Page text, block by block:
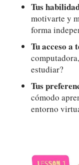
Tus
motivarte y
forma
Tu acceso a
estudiar?
Tus
cómodo
entorno